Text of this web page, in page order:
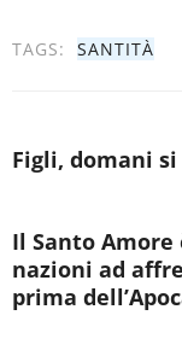
TAGS: SANTITÀ
Figli, domani
Il Santo
nazioni ad
prima